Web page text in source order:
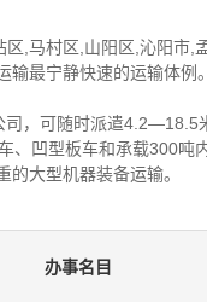
,马村区,山阳区,沁阳市,
输最宁静快速的运输体例
，可随时派遣
凹型板车和承载300吨
大型机器装备运输。
办事名目